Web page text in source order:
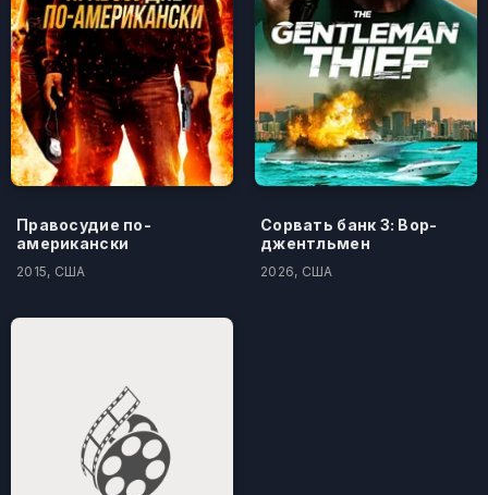
Правосудие по-
американски
2015, США
Сорвать банк 3: Вор-
джентльмен
2026, США